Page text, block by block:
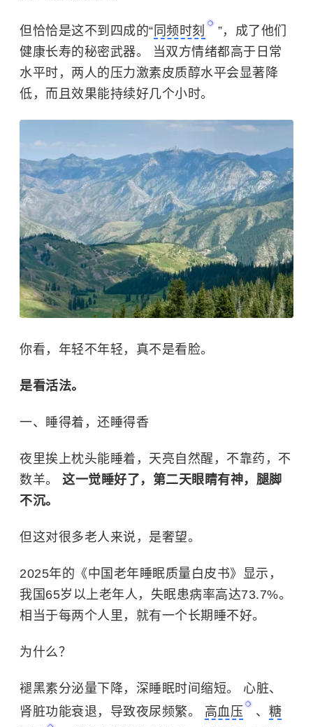
但恰恰是这不到四成的“ 同频时刻
”，成了他们
健康长寿的秘密武器。 当双方情绪都高于日常
水平时，两人的压力激素皮质醇水平会显著降
低，而且效果能持续好几个小时。
你看，年轻不年轻，真不是看脸。
是看活法。
一、睡得着，还睡得香
夜里挨上枕头能睡着，天亮自然醒，不靠药，不
数羊。 这一觉睡好了，第二天眼睛有神，腿脚
不沉。
但这对很多老人来说，是奢望。
2025年的《中国老年睡眠质量白皮书》显示，
我国65岁以上老年人，失眠患病率高达73.7%。
相当于每两个人里，就有一个长期睡不好。
为什么？
褪黑素分泌量下降，深睡眠时间缩短。 心脏、
肾脏功能衰退，导致夜尿频繁。 高血压 、 糖